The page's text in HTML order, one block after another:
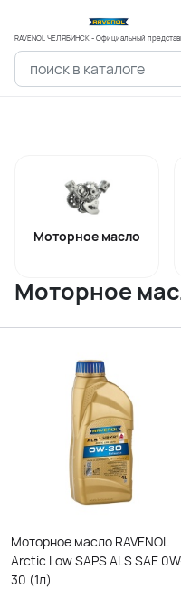
RAVENOL ЧЕЛЯБИНСК - Официальный
Моторное масло
Моторное
Моторное масло RAVENOL
Arctic Low SAPS ALS SAE
30 (1л)